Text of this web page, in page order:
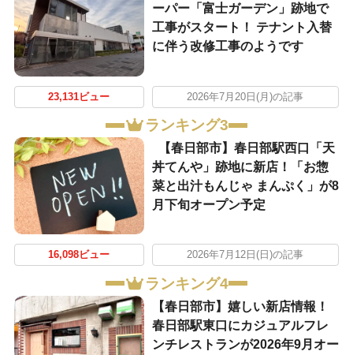
ーパー「富士ガーデン」跡地で
工事がスタート！ テナント入替
に伴う改修工事のようです
23,131ビュー 2026年7月20日(月)の記事
ランキング3
【春日部市】春日部駅西口「天
丼てんや」跡地に新店！「お惣
菜と出汁もんじゃ まんぷく」が8
月下旬オープン予定
16,098ビュー 2026年7月12日(日)の記事
ランキング4
【春日部市】嬉しい新店情報！
春日部駅東口にカジュアルフレ
ンチレストランが2026年9月オー